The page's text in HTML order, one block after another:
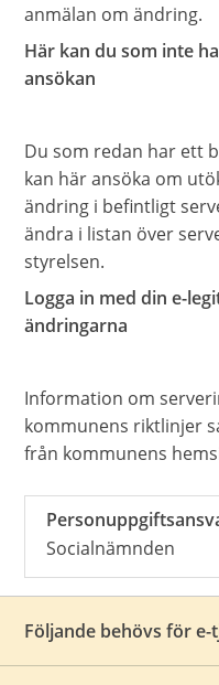
anmälan om ändring.
Här kan du som inte
ansökan
Du som redan har ett
kan här ansöka om
ändring i befintligt
ändra i listan över
styrelsen.
Logga in med din e-
ändringarna
Information om
kommunens riktlinjer
från kommunens
Socialnämnden
Följande behövs för e-